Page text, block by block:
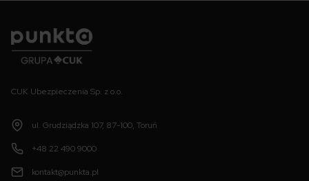
CUK Ubezpieczenia Sp. z o.o.
ul. Grudziądzka 107, 87-100, Toruń
+48 22 490 9000
kontakt@punkta.pl